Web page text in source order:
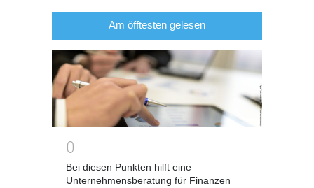
Am öfftesten gelesen
0
Bei diesen Punkten hilft eine
Unternehmensberatung für Finanzen